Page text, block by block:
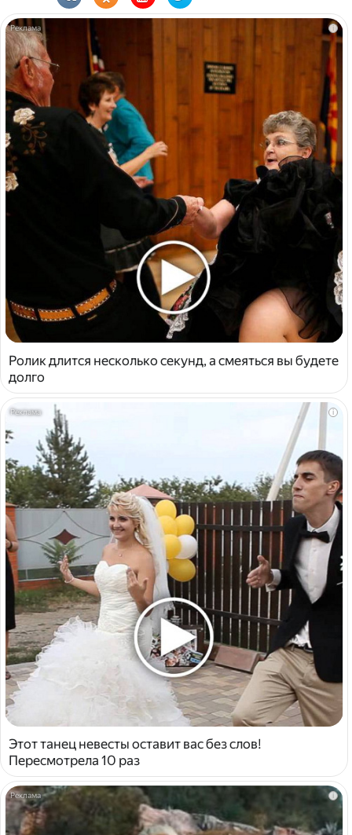
i
Ролик длится несколько секунд, а смеяться вы будете
долго
i
Этот танец невесты оставит вас без слов!
Пересмотрела 10 раз
i